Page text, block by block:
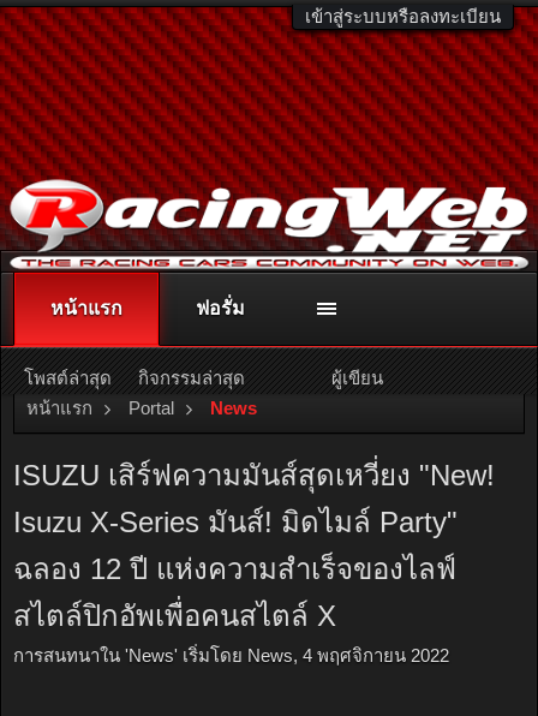
เข้าสู่ระบบหรือลงทะเบียน
ติดต่อลงโฆษณา racingweb@gmail.comหรือโทร. 081-811-1138
หรืออ่านรายละเอียดเพิ่มเติม คลิกที่นี่
หน้าแรก Portal News
ISUZU เสิร์ฟความมันส์สุดเหวี่ยง "New!
Isuzu X-Series มันส์! มิดไมล์ Party"
ฉลอง 12 ปี แห่งความสำเร็จของไลฟ์
สไตล์ปิกอัพเพื่อคนสไตล์ X
การสนทนาใน 'News' เริ่มโดย News, 4 พฤศจิกายน 2022
หน้าแรก
โพสต์ล่าสุด กิจกรรมล่าสุด ผู้เขียน
ฟอรั่ม